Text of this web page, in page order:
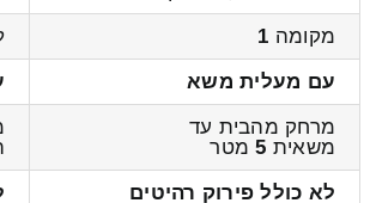
מקומה 1
עם מעלית משא
מרחק מהבית עד
משאית 5מטר
לא כולל פירוק רהיטים